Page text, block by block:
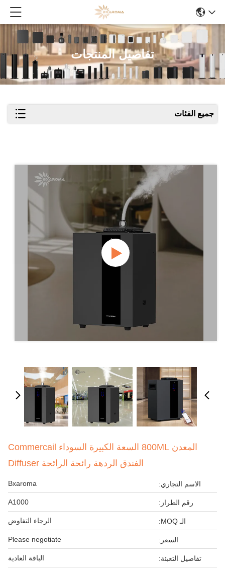
تفاصيل المنتجات
جميع الفئات
المعدن 800ML السعة الكبيرة السوداء Commercail
الفندق الردهة رائحة الرائحة Diffuser
الاسم التجاري: Bxaroma
رقم الطراز: A1000
الـ MOQ: الرجاء التفاوض
السعر: Please negotiate
تفاصيل التعبئة: الباقة العادية